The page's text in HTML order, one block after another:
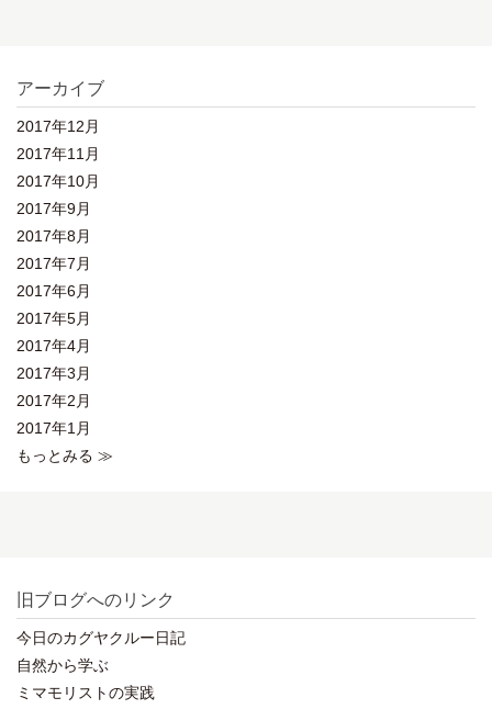
アーカイブ
2017年12月
2017年11月
2017年10月
2017年9月
2017年8月
2017年7月
2017年6月
2017年5月
2017年4月
2017年3月
2017年2月
2017年1月
もっとみる ≫
旧ブログへのリンク
今日のカグヤクルー日記
自然から学ぶ
ミマモリストの実践